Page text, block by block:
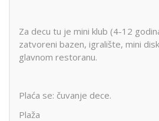
Za decu tu je mini klub (4-12
zatvoreni bazen, igralište, mini
glavnom restoranu.
Plaća se: čuvanje dece.
Plaža